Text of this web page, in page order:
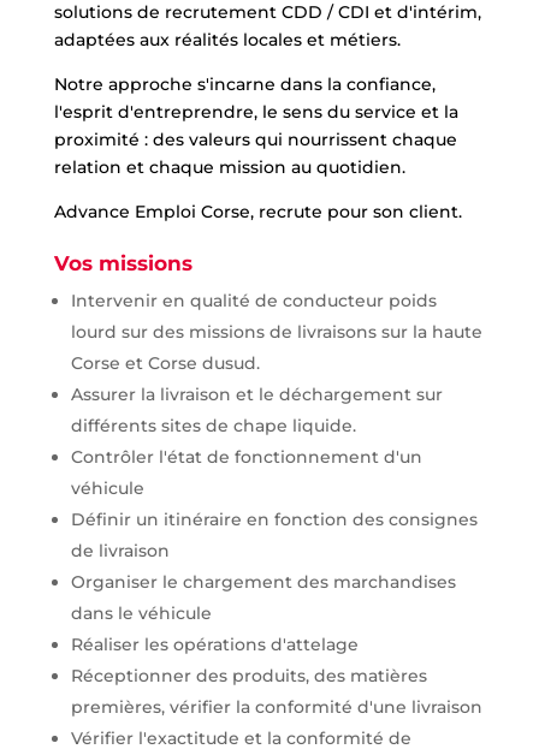
solutions de recrutement CDD / CDI et d'intérim,
adaptées aux réalités locales et métiers.
Notre approche s'incarne dans la confiance,
l'esprit d'entreprendre, le sens du service et la
proximité : des valeurs qui nourrissent chaque
relation et chaque mission au quotidien.
Advance Emploi Corse, recrute pour son client.
Vos missions
Intervenir en qualité de conducteur poids
lourd sur des missions de livraisons sur la haute
Corse et Corse dusud.
Assurer la livraison et le déchargement sur
différents sites de chape liquide.
Contrôler l'état de fonctionnement d'un
véhicule
Définir un itinéraire en fonction des consignes
de livraison
Organiser le chargement des marchandises
dans le véhicule
Réaliser les opérations d'attelage
Réceptionner des produits, des matières
premières, vérifier la conformité d'une livraison
Vérifier l'exactitude et la conformité de